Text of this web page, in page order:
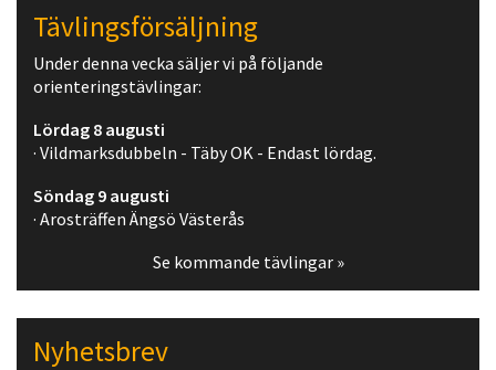
Tävlingsförsäljning
Under denna vecka säljer vi på följande
orienteringstävlingar:
Lördag 8 augusti
· Vildmarksdubbeln - Täby OK - Endast lördag.
Söndag 9 augusti
· Arosträffen Ängsö Västerås
Se kommande tävlingar »
Nyhetsbrev